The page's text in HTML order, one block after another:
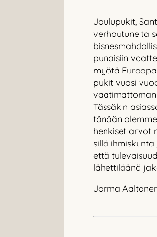
Joulupukit,
verhoutuneita
punaisiin
myötä
pukit vuosi
vaatimattoman
Tässäkin
tänään
henkiset arvot
sillä
että
lähettiläänä
Jorma